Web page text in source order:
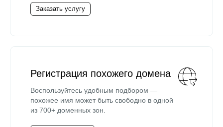
Заказать услугу
Регистрация похожего домена
Воспользуйтесь удобным подбором —
похожее имя может быть свободно в одной
из 700+ доменных зон.